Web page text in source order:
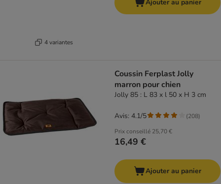
4 variantes
Ajouter au panier
Coussin Ferplast Jolly
marron pour chien
Jolly 85 : L 83 x l 50 x H 3 cm
Prix conseillé 25,70 €
16,49 €
Avis: 4.1/5 (208)
Ajouter au panier